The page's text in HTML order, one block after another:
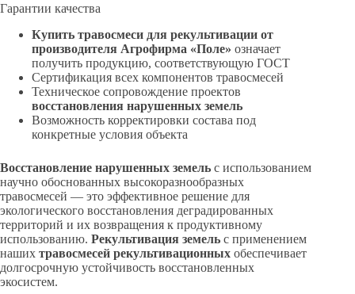
Гарантии качества
Купить травосмеси для рекультивации от
производителя Агрофирма «Поле» означает
получить продукцию, соответствующую ГОСТ
Сертификация всех компонентов травосмесей
Техническое сопровождение проектов
восстановления нарушенных земель
Возможность корректировки состава под
конкретные условия объекта
Восстановление нарушенных земель с использованием
научно обоснованных высокоразнообразных
травосмесей — это эффективное решение для
экологического восстановления деградированных
территорий и их возвращения к продуктивному
использованию. Рекультивация земель с применением
наших травосмесей рекультивационных обеспечивает
долгосрочную устойчивость восстановленных
экосистем.